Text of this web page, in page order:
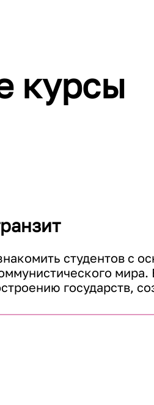
курсы
студентов с
мира.
государств,
экономических и
и рынком?